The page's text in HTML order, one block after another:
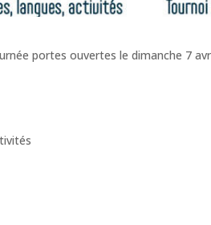
portes ouvertes le dimanche 7